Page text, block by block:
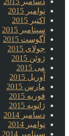
نوامبر 2015
اکتبر 2015
سپتامبر 2015
آگوست 2015
جولای 2015
ژوئن 2015
می 2015
آوریل 2015
مارس 2015
فوریه 2015
ژانویه 2015
دسامبر 2014
نوامبر 2014
سپتامبر 2014